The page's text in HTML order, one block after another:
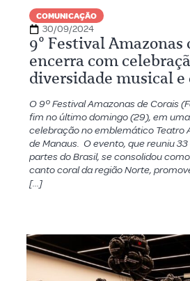
COMUNICAÇÃO
30/09/2024
9º Festival Amazonas
encerra com
diversidade musical
O 9º Festival Amazonas de Corais
fim no último domingo (29), em
celebração no emblemático Teatro
de Manaus. O evento, que reuniu
partes do Brasil, se consolidou
canto coral da região Norte,
[…]